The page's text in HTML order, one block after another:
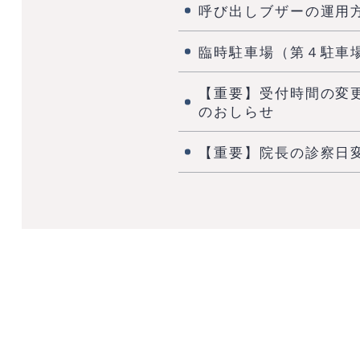
呼び出しブザーの運用
臨時駐車場（第４駐車
【重要】受付時間の
のおしらせ
【重要】院長の診察日